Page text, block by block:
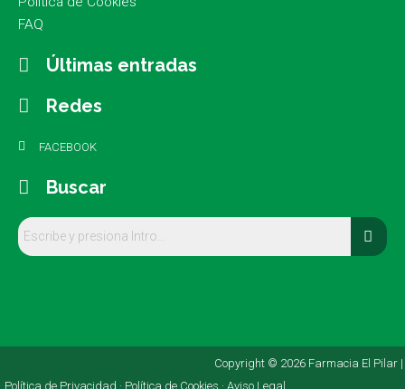
FAQ
Últimas entradas
Redes
FACEBOOK
Buscar
Copyright © 2026 Farmacia El Pilar |
Política de Privacidad · Política de Cookies · Aviso Legal